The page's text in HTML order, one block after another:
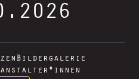
Bildergalerie